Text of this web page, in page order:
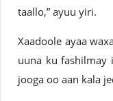
taallo,” ayuu yiri.
Xaadoole ayaa
uuna ku fashilmay
jooga oo aan kala